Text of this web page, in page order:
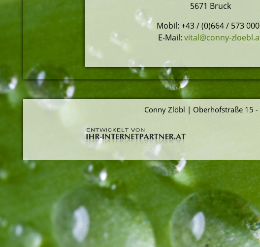
5671 Bruck
Mobil: +43 / (0)664 / 573
E-Mail: vital@conny-
Conny Zlöbl | Oberhofstraße 15